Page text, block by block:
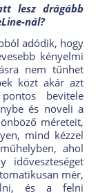
lesz drágább
nál?
adódik, hogy
kényelmi
nem tűnhet
közt akár azt
bevitele
és növeli a
méreteit,
mind kézzel
ahol
időveszteséget
mér,
és a felni